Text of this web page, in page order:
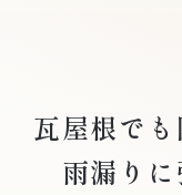
瓦屋根で
雨漏り